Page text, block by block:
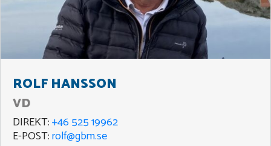
ROLF HANSSON
VD
DIREKT:+46 525 19962
E-POST:rolf@gbm.se